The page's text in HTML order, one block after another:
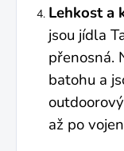
Lehkost a
jsou jídla
přenosná.
batohu a
až po